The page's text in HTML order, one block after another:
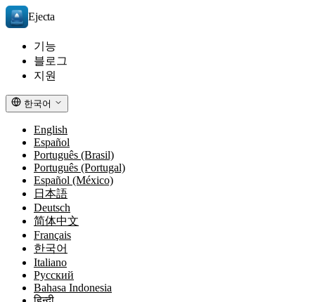
Ejecta
기능
블로그
지원
한국어
English
Español
Português (Brasil)
Português (Portugal)
Español (México)
日本語
Deutsch
简体中文
Français
한국어
Italiano
Русский
Bahasa Indonesia